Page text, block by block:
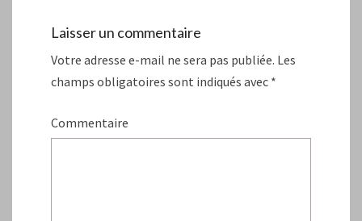
Laisser un commentaire
Votre adresse e-mail ne sera pas publiée. Les
champs obligatoires sont indiqués avec *
Commentaire